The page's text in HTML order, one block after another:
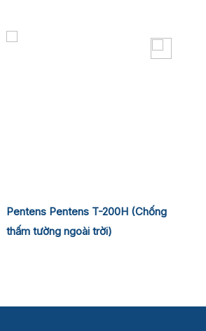
Pentens Pentens T-200H (Chống
thấm tường ngoài trời)